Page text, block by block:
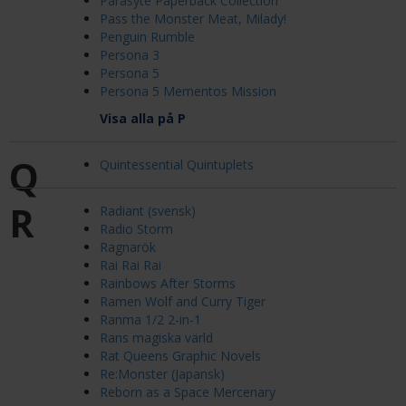
Pass the Monster Meat, Milady!
Penguin Rumble
Persona 3
Persona 5
Persona 5 Mementos Mission
Visa alla på P
Q Quintessential Quintuplets
R
Radiant (svensk)
Radio Storm
Ragnarök
Rai Rai Rai
Rainbows After Storms
Ramen Wolf and Curry Tiger
Ranma 1/2 2-in-1
Rans magiska värld
Rat Queens Graphic Novels
Re:Monster (Japansk)
Reborn as a Space Mercenary